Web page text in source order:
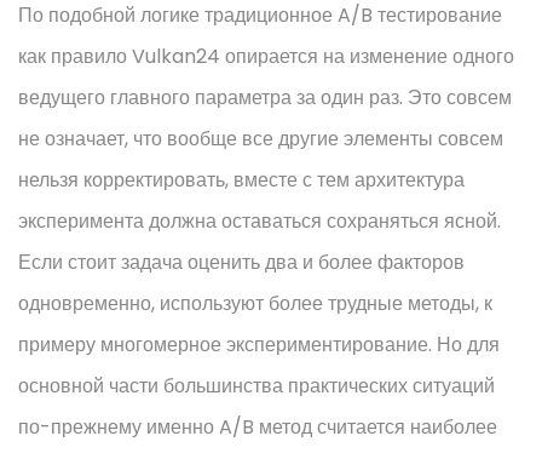
По подобной логике традиционное A/B тестирование
как правило Vulkan24 опирается на изменение одного
ведущего главного параметра за один раз. Это совсем
не означает, что вообще все другие элементы совсем
нельзя корректировать, вместе с тем архитектура
эксперимента должна оставаться сохраняться ясной.
Если стоит задача оценить два и более факторов
одновременно, используют более трудные методы, к
примеру многомерное экспериментирование. Но для
основной части большинства практических ситуаций
по-прежнему именно A/B метод считается наиболее